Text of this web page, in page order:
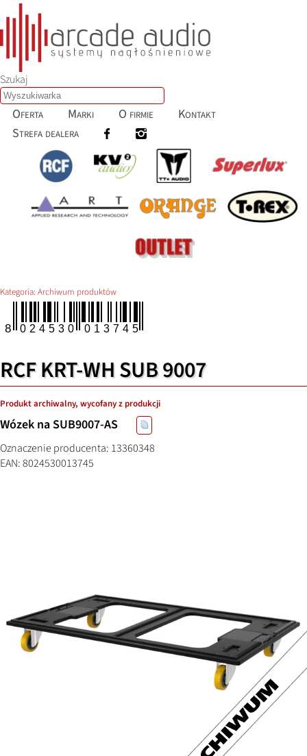
Szukaj
Oferta Marki O firmie
Kontakt
Strefa dealera
Kategoria: Archiwum produktów
RCF KRT-WH SUB 9007
Produkt archiwalny, wycofany z produkcji
Wózek na SUB9007-AS
Oznaczenie producenta: 13360348
EAN: 8024530013745